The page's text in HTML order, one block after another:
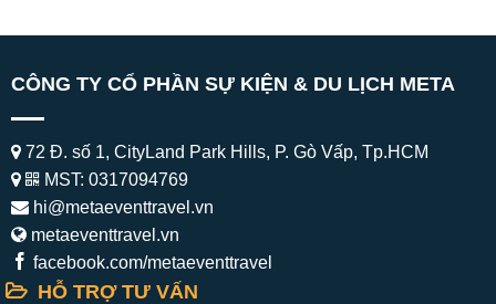
CÔNG TY CỔ PHẦN SỰ KIỆN & DU LỊCH META
72 Đ. số 1, CityLand Park Hills, P. Gò Vấp, Tp.HCM
MST: 0317094769
hi@metaeventtravel.vn
metaeventtravel.vn
facebook.com/metaeventtravel
HỖ TRỢ TƯ VẤN